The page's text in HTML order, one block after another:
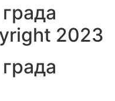
2023